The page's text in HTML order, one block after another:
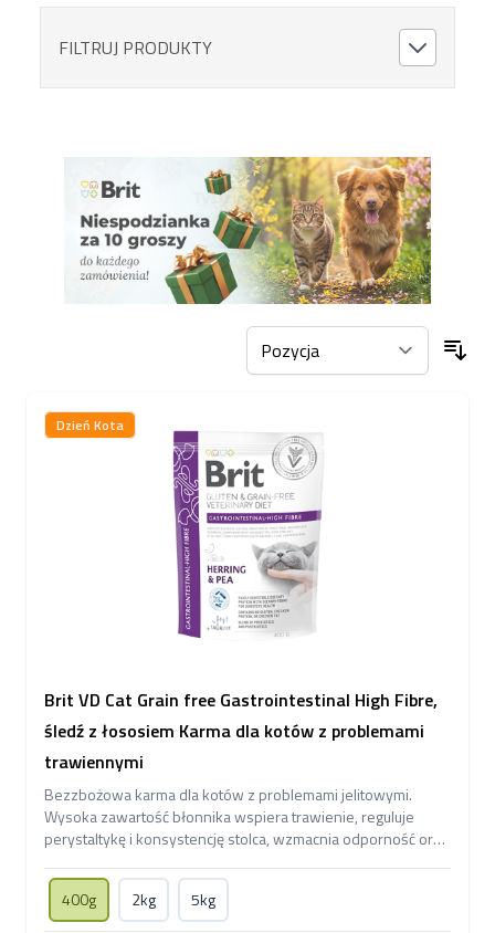
FILTRUJ PRODUKTY
Brit VD Cat Grain free Gastrointestinal High Fibre,
śledź z łososiem Karma dla kotów z problemami
trawiennymi
Bezzbożowa karma dla kotów z problemami jelitowymi.
Wysoka zawartość błonnika wspiera trawienie, reguluje
perystaltykę i konsystencję stolca, wzmacnia odporność oraz
400g
2kg 5kg
Dzień Kota